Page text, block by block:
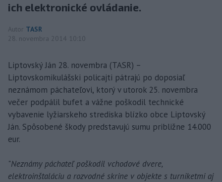
ich elektronické ovládanie.
Autor TASR
28. novembra 2014 10:10
Liptovský Ján 28. novembra (TASR) –
Liptovskomikulášski policajti pátrajú po doposiaľ
neznámom páchateľovi, ktorý v utorok 25. novembra
večer podpálil bufet a vážne poškodil technické
vybavenie lyžiarskeho strediska blízko obce Liptovský
Ján. Spôsobené škody predstavujú sumu približne 14.000
eur.
"Neznámy páchateľ poškodil vchodové dvere,
elektroinštaláciu a rozvodné skrine v objekte s turniketmi aj